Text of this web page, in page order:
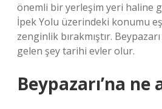
önemli bir yerleşim yeri haline
İpek Yolu üzerindeki konumu
zenginlik bırakmıştır.
gelen şey tarihi evler olur.
Beypazarı’na ne